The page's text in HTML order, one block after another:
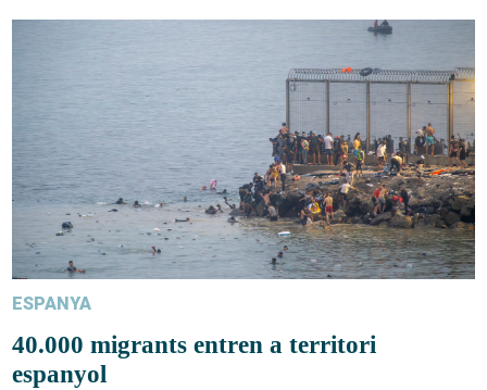
ESPANYA
40.000 migrants entren a territori
espanyol